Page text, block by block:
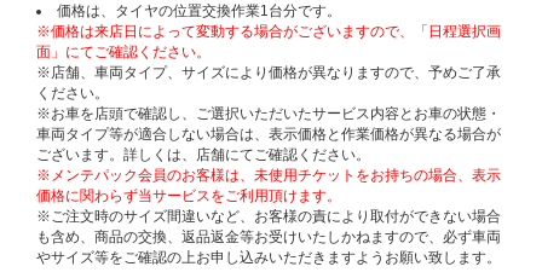
価格は、タイヤの位置交換作業1台分です。
※価格は来店日によって変動する場合がございますので、「日程選択画
面」にてご確認ください。
※店舗、車両タイプ、サイズにより価格が異なりますので、予めご了承
ください。
※お車を店頭で確認し、ご選択いただいたサービス内容とお車の状態・
車両タイプ等が適合しない場合は、表示価格と作業価格が異なる場合が
ございます。詳しくは、店舗にてご確認ください。
※メンテパック会員のお客様は、未使用チケットをお持ちの場合、表示
価格に関わらず当サービスをご利用頂けます。
※ご注文時のサイズ間違いなど、お客様の責により取付ができない場合
も含め、商品の交換、返品返金等お受けいたしかねますので、必ず車両
やサイズ等をご確認の上お申し込みいただきますようお願い致します。